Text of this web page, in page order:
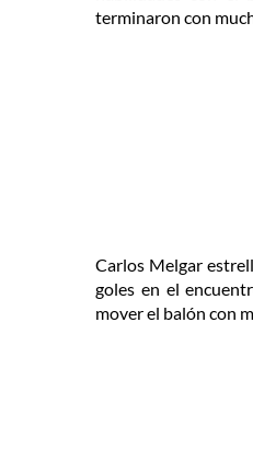
terminaron con
Carlos Melgar
goles en el
mover el balón con